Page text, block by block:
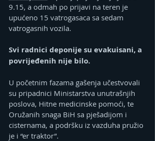
9.15, a odmah po prijavi na teren je
upućeno 15 vatrogasaca sa sedam
vatrogasnih vozila.
Svi radnici deponije su evakuisani, a
povrijeđenih nije bilo.
U početnim fazama gašenja učestvovali
su pripadnici Ministarstva unutrašnjih
poslova, Hitne medicinske pomoći, te
Oružanih snaga BiH sa pješadijom i
cisternama, a podršku iz vazduha pružio
je i “er traktor”.